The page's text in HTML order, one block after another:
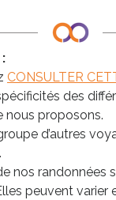
CONSULTER
des
nous proposons.
d’autres
nos randonnées
peuvent varier